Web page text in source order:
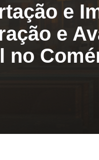
e
e
no